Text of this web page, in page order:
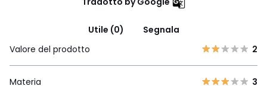
Utile (0)
Segnala
Valore del prodotto
2
Materia 3